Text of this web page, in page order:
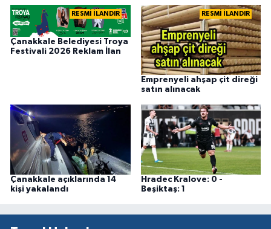
RESMİ İLANDIR
Çanakkale Belediyesi Troya
Festivali 2026 Reklam İlan
RESMİ İLANDIR
Emprenyeli ahşap çit direği
satın alınacak
Çanakkale açıklarında 14
kişi yakalandı
Hradec Kralove: 0 -
Beşiktaş: 1